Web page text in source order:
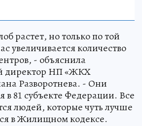
растет, но только по той
увеличивается количество
- объяснила
директор НП «ЖКХ
Разворотнева. - Они
в 81 субъекте Федерации. Все
людей, которые чуть лучше
в Жилищном кодексе.